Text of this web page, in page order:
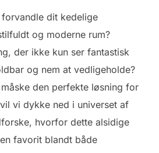
dit kedelige
og moderne rum?
der ikke kun ser fantastisk
og nem at vedligeholde?
den perfekte løsning for
vi dykke ned i universet af
hvorfor dette alsidige
favorit blandt både